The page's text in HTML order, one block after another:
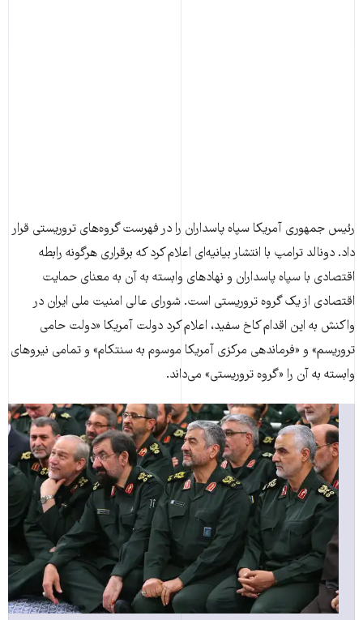
رئیس جمهوری آمریکا سپاه پاسداران را در فهرست گروه‌های تروریستی قرار
داد. دونالد ترامپ با انتشار بیانیه‌ای اعلام کرد که برقراری هرگونه رابطه
اقتصادی با سپاه پاسداران و نهادهای وابسته به آن به معنای حمایت
اقتصادی از یک گروه تروریستی است. شورای عالی امنیت ملی ایران در
واکنش به این اقدام کاخ سفید، اعلام کرد دولت آمریکا «دولت حامی
تروریسم» و «فرماندهی مرکزی آمریکا موسوم به سنتکام» و تمامی نیروهای
وابسته به آن را «گروه تروریستی» می‌داند.